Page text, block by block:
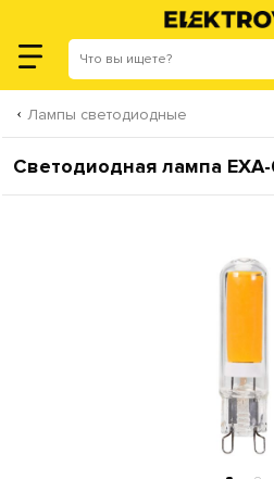
Лампы светодиодные
Светодиодная лампа